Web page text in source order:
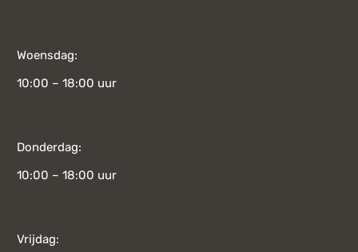
Woensdag:
10:00 – 18:00 uur
Donderdag:
10:00 – 18:00 uur
Vrijdag: